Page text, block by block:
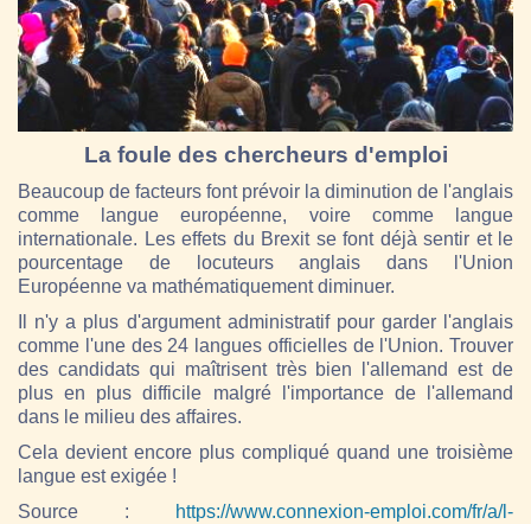
La foule des chercheurs d'emploi
Beaucoup de facteurs font prévoir la diminution de l'anglais
comme langue européenne, voire comme langue
internationale. Les effets du Brexit se font déjà sentir et le
pourcentage de locuteurs anglais dans l'Union
Européenne va mathématiquement diminuer.
Il n'y a plus d'argument administratif pour garder l'anglais
comme l'une des 24 langues officielles de l'Union. Trouver
des candidats qui maîtrisent très bien l'allemand est de
plus en plus difficile malgré l'importance de l'allemand
dans le milieu des affaires.
Cela devient encore plus compliqué quand une troisième
langue est exigée !
Source :
https://www.connexion-emploi.com/fr/a/l-